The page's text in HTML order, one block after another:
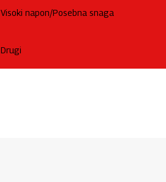
Visoki napon/Posebna snaga
Drugi